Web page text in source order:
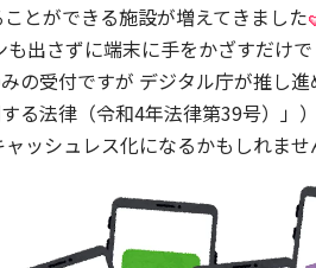
とができる施設が増えてきました
も出さずに端末に手をかざすだけ
の受付ですが デジタル庁が推し
る法律（令和4年法律第39号）」
ッシュレス化になるかもしれませ